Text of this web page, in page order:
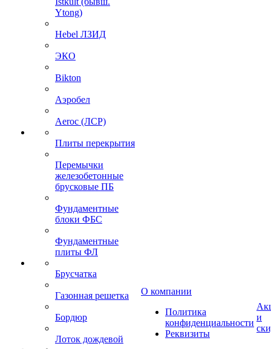
Ytong)
Hebel ЛЗИД
ЭКО
Bikton
Аэробел
Aeroc (ЛСР)
Плиты перекрытия
Перемычки
железобетонные
брусковые ПБ
Фундаментные
блоки ФБС
Фундаментные
плиты ФЛ
Брусчатка
Газонная решетка
Бордюр
Лоток дождевой
О компании
Политика
конфиденциальности
Реквизиты
и